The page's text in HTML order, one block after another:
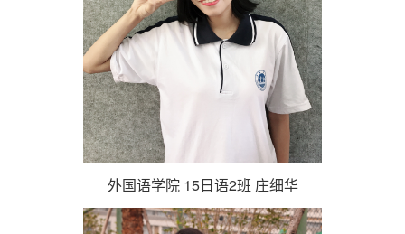
外国语学院 15日语2班 庄细华